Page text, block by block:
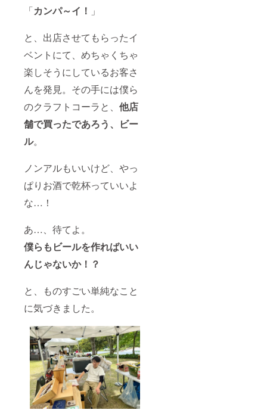
「カンパ～イ！ 」
と、出店させてもらったイ
ベントにて、めちゃくちゃ
楽しそうにしているお客さ
んを発見。その手には僕ら
のクラフトコーラと、 他店
舗で買ったであろう、ビー
ル。
ノンアルもいいけど、やっ
ぱりお酒で乾杯っていいよ
な…！
あ…、待てよ。
僕らもビールを作ればいい
んじゃないか！？
と、ものすごい単純なこと
に気づきました。